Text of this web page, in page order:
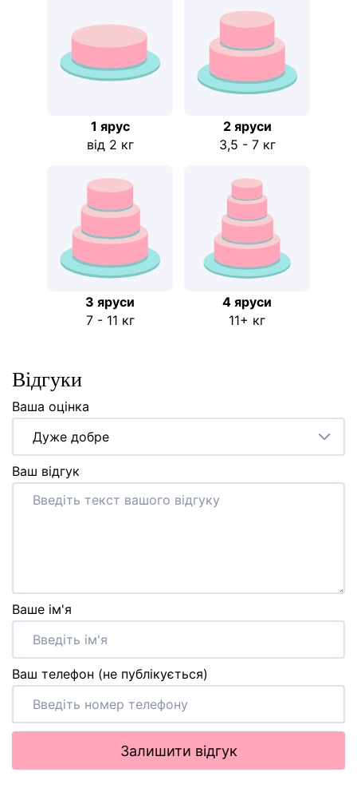
1 ярус
від 2 кг
2 яруси
3,5 - 7 кг
3 яруси
7 - 11 кг
4 яруси
11+ кг
Відгуки
Ваша оцінка
Дуже добре
Ваш відгук
Ваше ім'я
Ваш телефон (не публікується)
Залишити відгук